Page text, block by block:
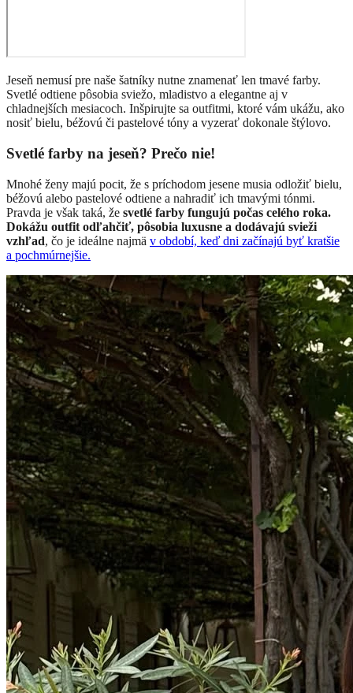
Jeseň nemusí pre naše šatníky nutne znamenať len tmavé farby.
Svetlé odtiene pôsobia sviežo, mladistvo a elegantne aj v
chladnejších mesiacoch. Inšpirujte sa outfitmi, ktoré vám ukážu, ako
nosiť bielu, béžovú či pastelové tóny a vyzerať dokonale štýlovo.
Svetlé farby na jeseň? Prečo nie!
Mnohé ženy majú pocit, že s príchodom jesene musia odložiť bielu,
béžovú alebo pastelové odtiene a nahradiť ich tmavými tónmi.
Pravda je však taká, že svetlé farby fungujú počas celého roka.
Dokážu outfit odľahčiť, pôsobia luxusne a dodávajú svieži
vzhľad, čo je ideálne najmä v období, keď dni začínajú byť kratšie
a pochmúrnejšie.